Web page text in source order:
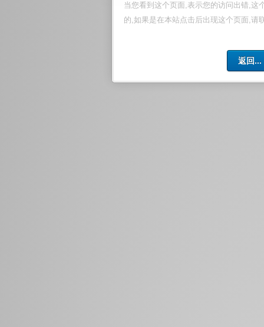
当您看到这个页面,表示您的访问出错,这
的,如果是在本站点击后出现这个页面,请
返回...